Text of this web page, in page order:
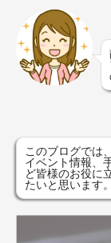
このブログでは
イベント情報、
ど皆様のお役に
たいと思います。